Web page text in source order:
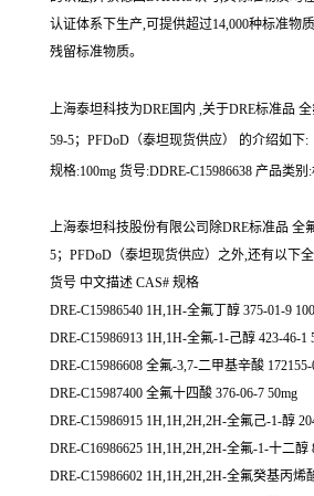
认证体系下生产,可提供超过14,000种标准物
残留标准物质。
上海泰坦科技为DRE国内 ,关于DRE标准品
59-5；PFDoD（泰坦现货供应） 的介绍如下:
规格:100mg 货号:DDRE-C15986638 产品类别
上海泰坦科技股份有限公司除DRE标准品 全
5；PFDoD（泰坦现货供应）之外,还有以下
货号 中文描述 CAS# 规格
DRE-C15986540 1H,1H-全氟丁醇 375-01-9
DRE-C15986913 1H,1H-全氟-1-己醇 423-46-1
DRE-C15986608 全氟-3,7-二甲基辛酸 172155-
DRE-C15987400 全氟十四酸 376-06-7 50mg
DRE-C15986915 1H,1H,2H,2H-全氟己-1-醇
DRE-C16986625 1H,1H,2H,2H-全氟-1-十二醇
DRE-C15986602 1H,1H,2H,2H-全氟癸基丙烯